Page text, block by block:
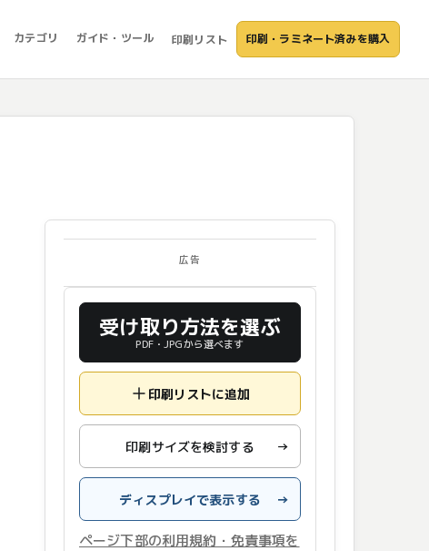
カテゴリ ガイド・ツール 印刷リスト 印刷・ラミネート済みを購入
広告
受け取り方法を選ぶ
PDF・JPGから選べます
印刷リストに追加
印刷サイズを検討する →
ディスプレイで表示する →
ページ下部の利用規約・免責事項を